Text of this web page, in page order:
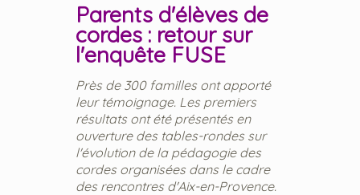
Parents d'élèves de
cordes : retour sur
l'enquête FUSE
Près de 300 familles ont apporté
leur témoignage. Les premiers
résultats ont été présentés en
ouverture des tables-rondes sur
l'évolution de la pédagogie des
cordes organisées dans le cadre
des rencontres d'Aix-en-Provence.